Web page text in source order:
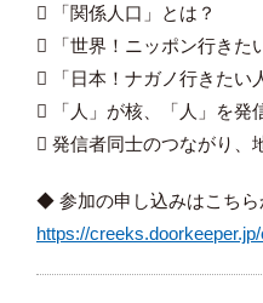
 「関係人口」とは？
 「世界！ニッポン行きた
 「日本！ナガノ行きたい
 「人」が核、「人」を発
 発信者同士のつながり、
◆ 参加の申し込みはこち
https://